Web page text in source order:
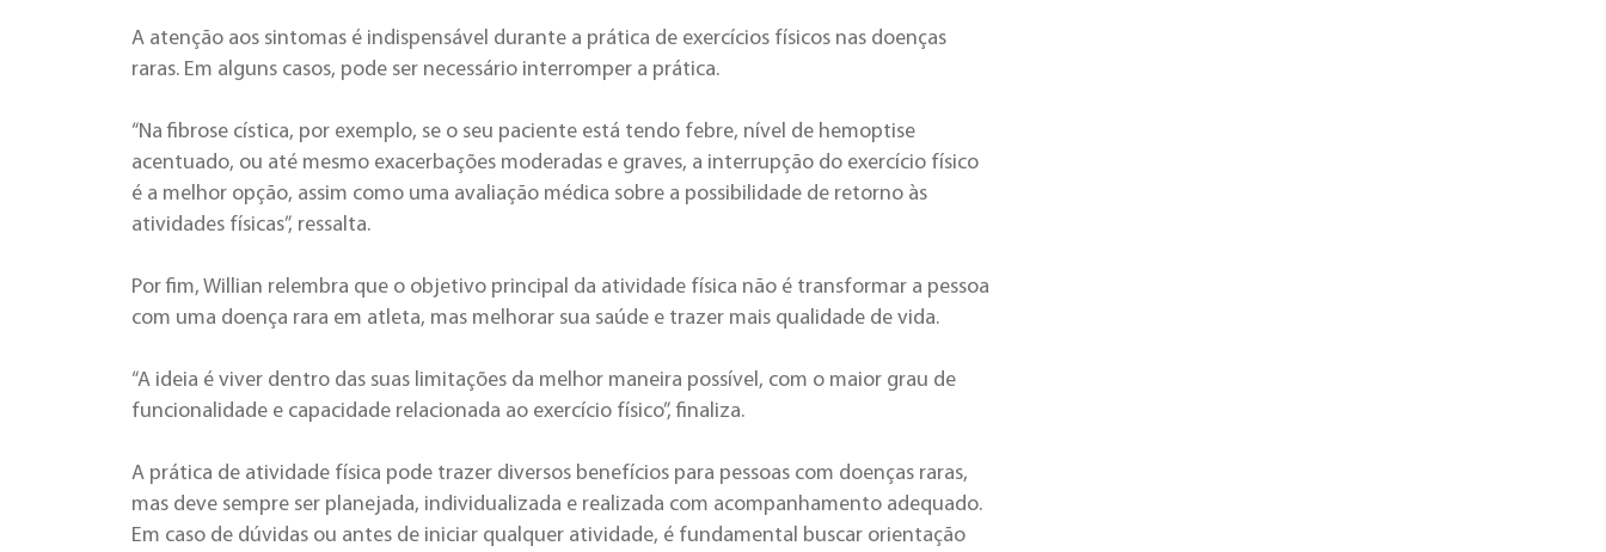
A atenção aos sintomas é indispensável durante a prática de exercícios físicos nas doenças
raras. Em alguns casos, pode ser necessário interromper a prática.
“Na fibrose cística, por exemplo, se o seu paciente está tendo febre, nível de hemoptise
acentuado, ou até mesmo exacerbações moderadas e graves, a interrupção do exercício físico
é a melhor opção, assim como uma avaliação médica sobre a possibilidade de retorno às
atividades físicas”, ressalta.
Por fim, Willian relembra que o objetivo principal da atividade física não é transformar a pessoa
com uma doença rara em atleta, mas melhorar sua saúde e trazer mais qualidade de vida.
“A ideia é viver dentro das suas limitações da melhor maneira possível, com o maior grau de
funcionalidade e capacidade relacionada ao exercício físico”, finaliza.
A prática de atividade física pode trazer diversos benefícios para pessoas com doenças raras,
mas deve sempre ser planejada, individualizada e realizada com acompanhamento adequado.
Em caso de dúvidas ou antes de iniciar qualquer atividade, é fundamental buscar orientação